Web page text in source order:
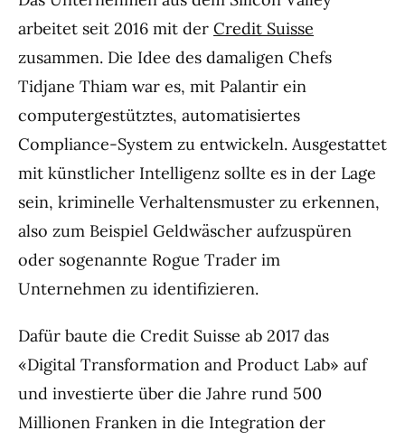
arbeitet seit 2016 mit der Credit Suisse
zusammen. Die Idee des damaligen Chefs
Tidjane Thiam war es, mit Palantir ein
computergestütztes, automatisiertes
Compliance-System zu entwickeln. Ausgestattet
mit künstlicher Intelligenz sollte es in der Lage
sein, kriminelle Verhaltensmuster zu erkennen,
also zum Beispiel Geldwäscher aufzuspüren
oder sogenannte Rogue Trader im
Unternehmen zu identifizieren.
Dafür baute die Credit Suisse ab 2017 das
«Digital Transformation and Product Lab» auf
und investierte über die Jahre rund 500
Millionen Franken in die Integration der